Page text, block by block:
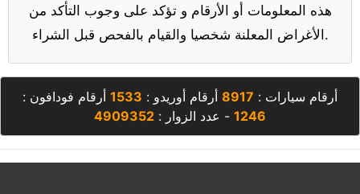
هذه المعلومات أو الأرقام و تؤكد على وجوب التأكد من
الأغراض المعلنة شخصيا والقيام بالفحص قبل الشراء.
أرقام سيارات : 8917 أرقام أوريدو : 1533 أرقام فودافون :
1246 - عدد الزوار : 4909352